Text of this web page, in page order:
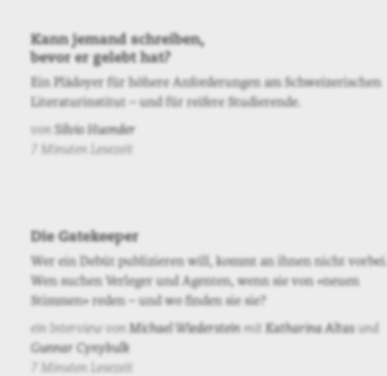
Kann jemand schreiben,
bevor er gelebt hat?
Ein Plädoyer für höhere Anforderungen am Schweizerischen
Literaturinstitut – und für reifere Studierende.
von
Silvio Huonder
7 Minuten Lesezeit
Die Gatekeeper
Wer ein Debüt publizieren will, kommt an ihnen nicht vorbei.
Wen suchen Verleger und Agenten, wenn sie von «neuen
Stimmen» reden – und wo finden sie sie?
ein Interview von Michael Wiederstein mit Katharina Altas
und
Gunnar Cynybulk
7 Minuten Lesezeit